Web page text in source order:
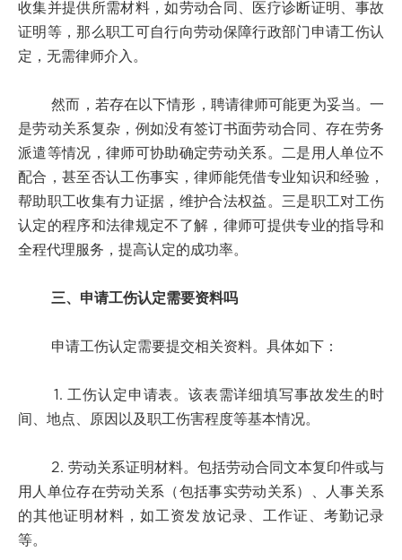
收集并提供所需材料，如劳动合同、医疗诊断证明、事故
证明等，那么职工可自行向劳动保障行政部门申请工伤认
定，无需律师介入。
然而，若存在以下情形，聘请律师可能更为妥当。一
是劳动关系复杂，例如没有签订书面劳动合同、存在劳务
派遣等情况，律师可协助确定劳动关系。二是用人单位不
配合，甚至否认工伤事实，律师能凭借专业知识和经验，
帮助职工收集有力证据，维护合法权益。三是职工对工伤
认定的程序和法律规定不了解，律师可提供专业的指导和
全程代理服务，提高认定的成功率。
三、申请工伤认定需要资料吗
申请工伤认定需要提交相关资料。具体如下：
1. 工伤认定申请表。该表需详细填写事故发生的时
间、地点、原因以及职工伤害程度等基本情况。
2. 劳动关系证明材料。包括劳动合同文本复印件或与
用人单位存在劳动关系（包括事实劳动关系）、人事关系
的其他证明材料，如工资发放记录、工作证、考勤记录
等。